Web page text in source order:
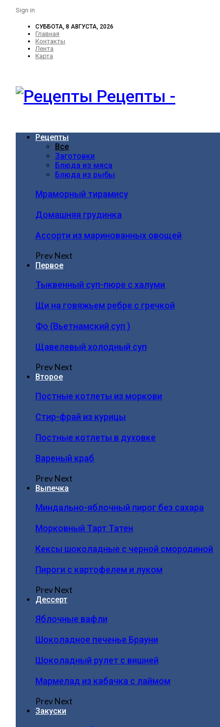
Sign in
СУББОТА, 8 АВГУСТА, 2026
Главная
Контакты
Лента
Карта
Рецепты -
Рецепты
Все
Заготовки
Блюда из мяса
Блюда из рыбы
Мраморный тирамису
Домашняя грудинка
Ассорти из маринованных овощей
PrevNext
Первое
Тыквенный суп-пюре с халуми
Щи на говяжьем ребре с гречкой
Фо (Вьетнамский суп )
Щавелевый холодный суп
PrevNext
Второе
Постные котлеты из моркови
Стир-фрай из курицы
Постные котлеты в духовке
Вареный краб
PrevNext
Выпечка
Миндально-яблочный пирог без сахара
Морковный Тарт Татен
Кексы шоколадные с черной смородиной
Пироги c картофелем и луком
PrevNext
Дессерт
Яблочные вафли
Шоколадное печенье Брауни
Шоколадный рулет с вишней
Мармелад из кабачка с лаймом
PrevNext
Закуски